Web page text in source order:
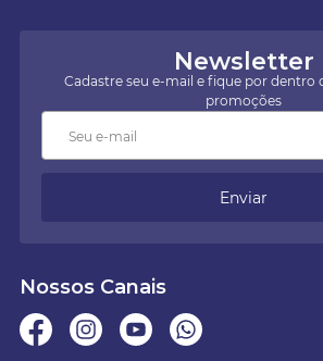
Newsletter
Cadastre seu e-mail e fique por dentro
promoções
Enviar
Nossos Canais